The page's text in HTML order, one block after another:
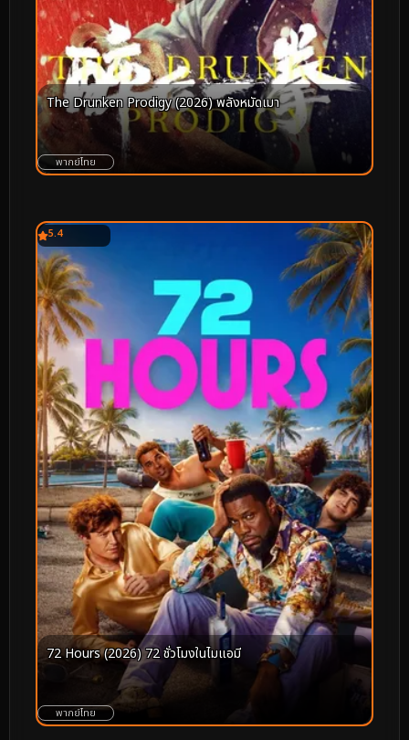
The Drunken Prodigy (2026) พลังหมัดเมา
พากย์ไทย
5.4
72 Hours (2026) 72 ชั่วโมงในไมแอมี
พากย์ไทย